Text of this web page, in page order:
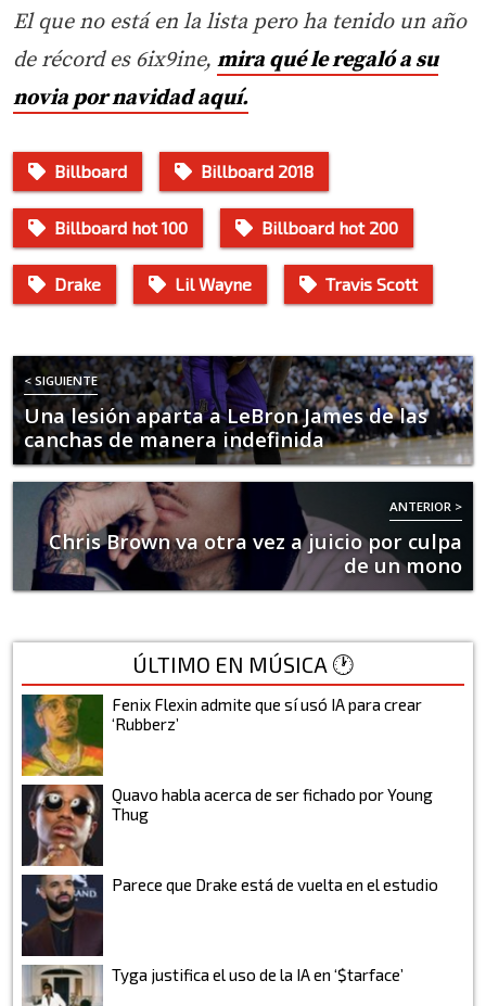
El que no está en la lista pero ha tenido un año
de récord es 6ix9ine, mira qué le regaló a su
novia por navidad aquí.
Billboard Billboard 2018
Billboard hot 100 Billboard hot 200
Drake Lil Wayne Travis Scott
< SIGUIENTE
Una lesión aparta a LeBron James de las
canchas de manera indefinida
ANTERIOR >
Chris Brown va otra vez a juicio por culpa
de un mono
ÚLTIMO EN MÚSICA 🕐
Fenix Flexin admite que sí usó IA para crear
‘Rubberz’
Quavo habla acerca de ser fichado por Young
Thug
Parece que Drake está de vuelta en el estudio
Tyga justifica el uso de la IA en ‘$tarface’